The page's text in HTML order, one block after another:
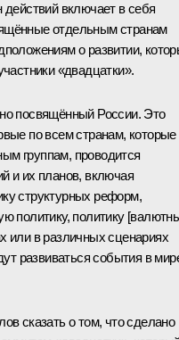
включает в себя
отдельным странам
о развитии,
«двадцатки».
посвящённый России. Это
по всем странам, которые
группам, проводится
и их планов, включая
структурных реформ,
политику, политику
или в различных сценариях
развиваться события в
сказать о том, что сделано